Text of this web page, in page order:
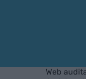
Web